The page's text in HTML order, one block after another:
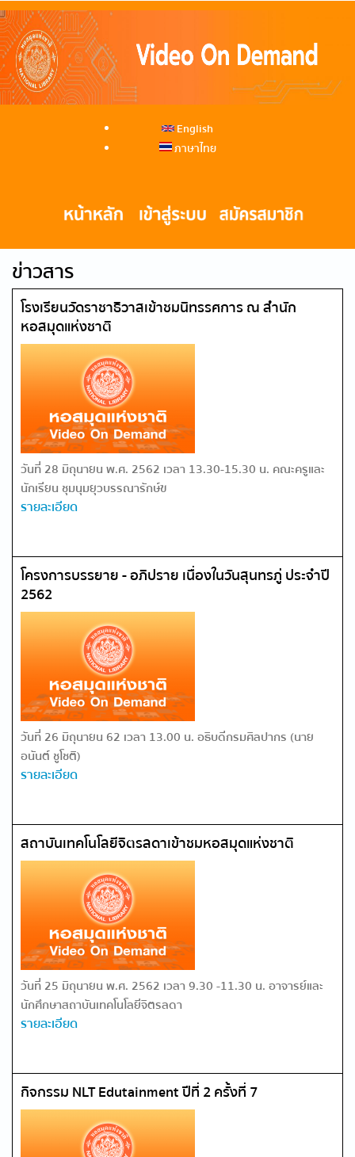
English
ภาษาไทย
ข่าวสาร
โรงเรียนวัดราชาธิวาสเข้าชมนิทรรศการ ณ สำนัก
หอสมุดแห่งชาติ
วันที่ 28 มิถุนายน พ.ศ. 2562 เวลา 13.30-15.30 น. คณะครูและ
นักเรียน ชุมนุมยุวบรรณารักษ์ฃ
รายละเอียด
โครงการบรรยาย - อภิปราย เนื่องในวันสุนทรภู่ ประจำปี
2562
วันที่ 26 มิถุนายน 62 เวลา 13.00 น. อธิบดีกรมศิลปากร (นาย
อนันต์ ชูโชติ)
รายละเอียด
สถาบันเทคโนโลยีจิตรลดาเข้าชมหอสมุดแห่งชาติ
วันที่ 25 มิถุนายน พ.ศ. 2562 เวลา 9.30 -​11.30 น. อาจารย์และ
นักศึกษาสถาบันเทคโนโลยีจิตรลดา
รายละเอียด
กิจกรรม NLT Edutainment ปีที่ 2 ครั้งที่ 7